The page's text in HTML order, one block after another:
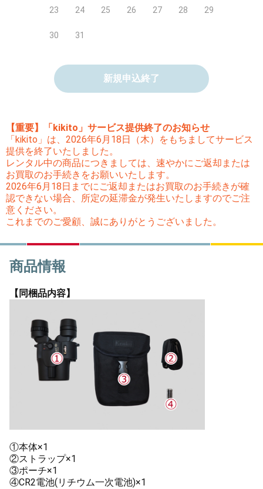
23 24 25 26 27 28 29
30 31
新規申込終了
【重要】「kikito」サービス提供終了のお知らせ
「kikito」は、2026年6月18日（木）をもちましてサービス
提供を終了いたしました。
レンタル中の商品につきましては、速やかにご返却または
お買取のお手続きをお願いいたします。
2026年6月18日までにご返却またはお買取のお手続きが確
認できない場合、所定の延滞金が発生いたしますのでご注
意ください。
これまでのご愛顧、誠にありがとうございました。
商品情報
【同梱品内容】
①本体×1
②ストラップ×1
③ポーチ×1
④CR2電池(リチウム一次電池)×1